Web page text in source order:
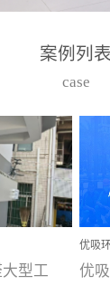
高
给
在
品
案例列表
case
型工
优吸
校施
优